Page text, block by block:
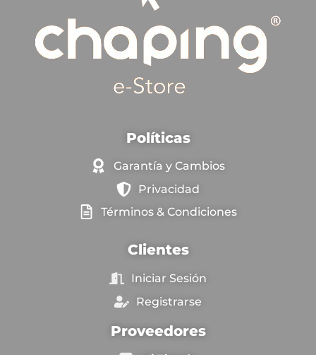
Políticas
Garantía y Cambios
Privacidad
Términos & Condiciones
Clientes
Iniciar Sesión
Registrarse
Proveedores